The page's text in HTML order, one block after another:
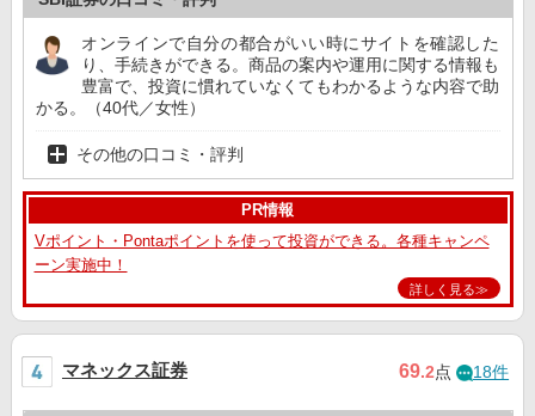
オンラインで自分の都合がいい時にサイトを確認した
り、手続きができる。商品の案内や運用に関する情報も
豊富で、投資に慣れていなくてもわかるような内容で助
かる。（40代／女性）
その他の口コミ・評判
PR情報
Vポイント・Pontaポイントを使って投資ができる。各種キャンペ
ーン実施中！
詳しく見る≫
マネックス証券 69.2点 18件